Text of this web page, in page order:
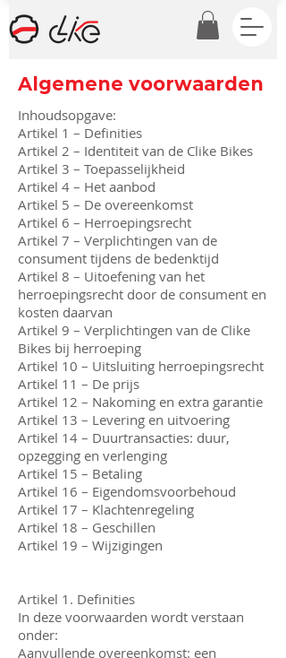
Algemene voorwaarden
Inhoudsopgave:
Artikel 1 – Definities
Artikel 2 – Identiteit van de Clike Bikes
Artikel 3 – Toepasselijkheid
Artikel 4 – Het aanbod
Artikel 5 – De overeenkomst
Artikel 6 – Herroepingsrecht
Artikel 7 – Verplichtingen van de
consument tijdens de bedenktijd
Artikel 8 – Uitoefening van het
herroepingsrecht door de consument en
kosten daarvan
Artikel 9 – Verplichtingen van de Clike
Bikes bij herroeping
Artikel 10 – Uitsluiting herroepingsrecht
Artikel 11 – De prijs
Artikel 12 – Nakoming en extra garantie
Artikel 13 – Levering en uitvoering
Artikel 14 – Duurtransacties: duur,
opzegging en verlenging
Artikel 15 – Betaling
Artikel 16 – Eigendomsvoorbehoud
Artikel 17 – Klachtenregeling
Artikel 18 – Geschillen
Artikel 19 – Wijzigingen
Artikel 1. Definities
In deze voorwaarden wordt verstaan
onder:
Aanvullende overeenkomst: een